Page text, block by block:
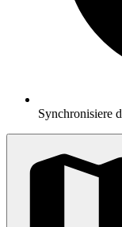
Synchronisiere